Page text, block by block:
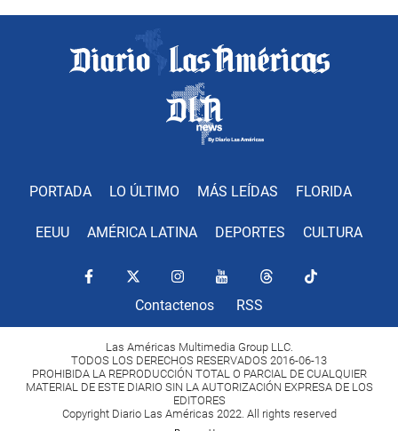
PORTADA LO ÚLTIMO MÁS LEÍDAS FLORIDA
EEUU AMÉRICA LATINA DEPORTES CULTURA
Contactenos RSS
Las Américas Multimedia Group LLC.
TODOS LOS DERECHOS RESERVADOS 2016-06-13
PROHIBIDA LA REPRODUCCIÓN TOTAL O PARCIAL DE CUALQUIER
MATERIAL DE ESTE DIARIO SIN LA AUTORIZACIÓN EXPRESA DE LOS
EDITORES
Copyright Diario Las Américas 2022. All rights reserved